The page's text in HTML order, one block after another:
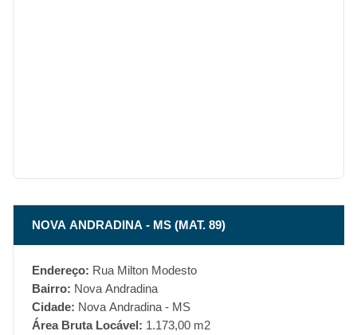
NOVA ANDRADINA - MS (MAT. 89)
Endereço: Rua Milton Modesto
Bairro: Nova Andradina
Cidade: Nova Andradina - MS
Área Bruta Locável: 1.173,00 m2